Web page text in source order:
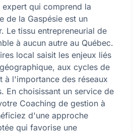
expert qui comprend la
de la Gaspésie est un
Le tissu entrepreneurial de
à aucun autre au Québec.
local saisit les enjeux liés
aux cycles de
l'importance des réseaux
En choisissant un service de
Coaching de gestion à
d'une approche
qui favorise une